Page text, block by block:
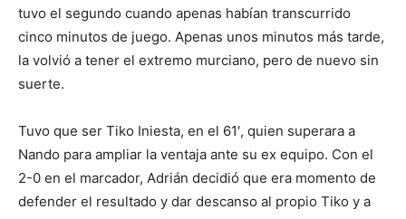
tuvo el segundo cuando apenas habían transcurrido
cinco minutos de juego. Apenas unos minutos más tarde,
la volvió a tener el extremo murciano, pero de nuevo sin
suerte.
Tuvo que ser Tiko Iniesta, en el 61′, quien superara a
Nando para ampliar la ventaja ante su ex equipo. Con el
2-0 en el marcador, Adrián decidió que era momento de
defender el resultado y dar descanso al propio Tiko y a